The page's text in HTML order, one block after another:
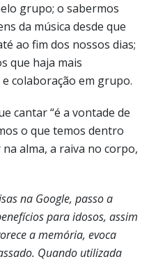
grupo; o sabermos
da música desde que
ao fim dos nossos dias;
que haja mais
colaboração em grupo.
cantar “é a vontade de
o que temos dentro
alma, a raiva no corpo,
na Google, passo a
para idosos, assim
a memória, evoca
Quando utilizada